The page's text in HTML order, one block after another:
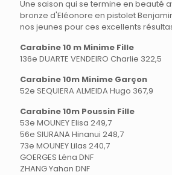
Une saison qui se termine en beauté
bronze d'Eléonore en pistolet
nos jeunes pour ces excellents
Carabine 10 m Minime Fille
136e DUARTE VENDEIRO Charlie 322,5
Carabine 10m Minime Garçon
52e SEQUIERA ALMEIDA Hugo 367,9
Carabine 10m Poussin Fille
53e MOUNEY Elisa 249,7
56e SIURANA Hinanui 248,7
73e MOUNEY Lilas 240,7
GOERGES Léna DNF
ZHANG Yahan DNF